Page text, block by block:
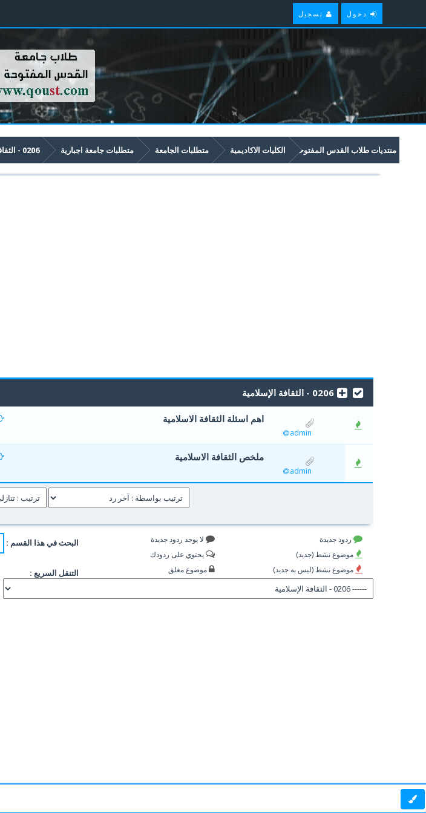
دخول تسجيل
منتديات طلاب القدس المفتوحة الكليات الاكاديمية متطلبات الجامعة متطلبات جامعة اجبارية 0206 - الثقافة الإسلامیة
0206 - الثقافة الإسلامیة
اهم اسئلة الثقافة الاسلامية
admin
0 أصوات - 0 من معدل 5 أصوات 5
ملخص الثقافة الاسلامية
admin
0 أصوات - 0 من معدل 5 أصوات
ردود جديدة
موضوع نشط (جديد)
موضوع نشط (ليس به جديد)
لا يوجد ردود جديدة
يحتوي على ردودك
موضوع مغلق
البحث في هذا القسم :
التنقل السريع :